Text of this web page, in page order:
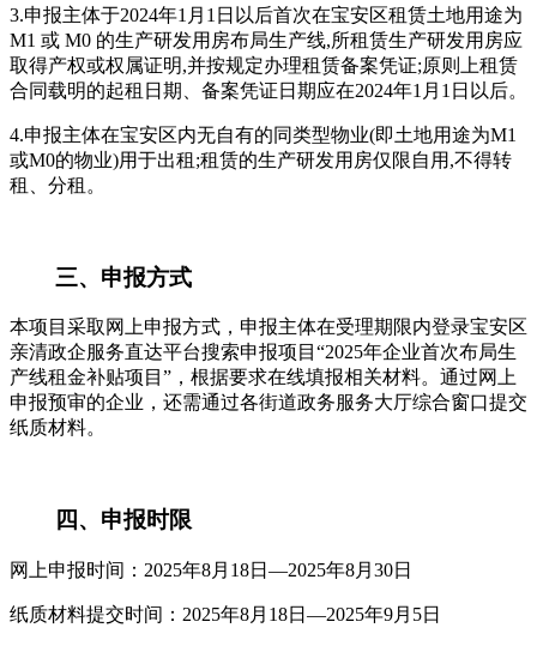
3.申报主体于2024年1月1日以后首次在宝安区租赁土地用途为
M1 或 M0 的生产研发用房布局生产线,所租赁生产研发用房应
取得产权或权属证明,并按规定办理租赁备案凭证;原则上租赁
合同载明的起租日期、备案凭证日期应在2024年1月1日以后。
4.申报主体在宝安区内无自有的同类型物业(即土地用途为M1
或M0的物业)用于出租;租赁的生产研发用房仅限自用,不得转
租、分租。
三、申报方式
本项目采取网上申报方式，申报主体在受理期限内登录宝安区
亲清政企服务直达平台搜索申报项目“2025年企业首次布局生
产线租金补贴项目”，根据要求在线填报相关材料。通过网上
申报预审的企业，还需通过各街道政务服务大厅综合窗口提交
纸质材料。
四、申报时限
网上申报时间：2025年8月18日—2025年8月30日
纸质材料提交时间：2025年8月18日—2025年9月5日